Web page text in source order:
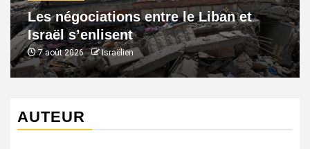
Les négociations entre le Liban et
Israël s’enlisent
7 août 2026 Israëlien
AUTEUR